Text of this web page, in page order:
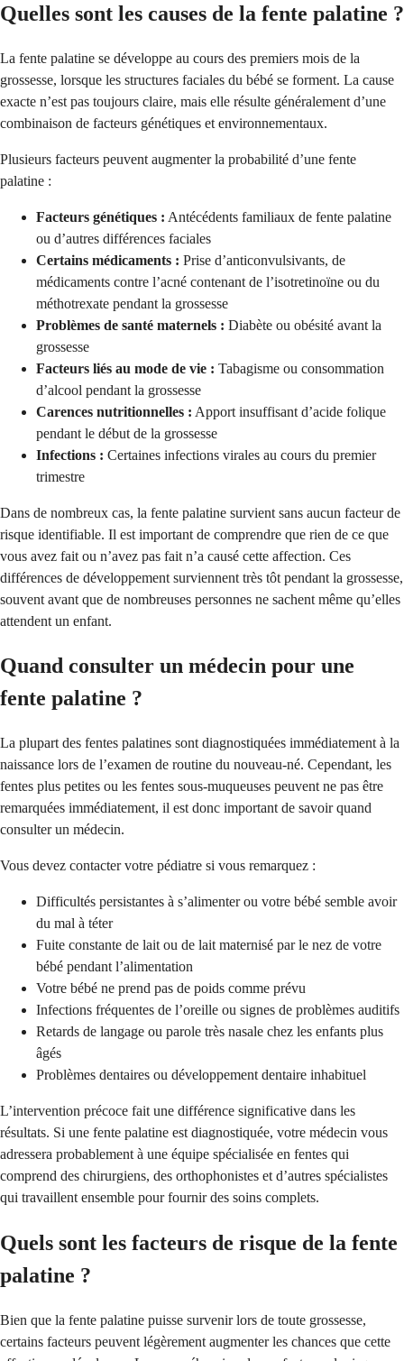
Quelles sont les causes de la fente palatine ?
La fente palatine se développe au cours des premiers mois de la
grossesse, lorsque les structures faciales du bébé se forment. La cause
exacte n’est pas toujours claire, mais elle résulte généralement d’une
combinaison de facteurs génétiques et environnementaux.
Plusieurs facteurs peuvent augmenter la probabilité d’une fente
palatine :
Facteurs génétiques : Antécédents familiaux de fente palatine
ou d’autres différences faciales
Certains médicaments : Prise d’anticonvulsivants, de
médicaments contre l’acné contenant de l’isotretinoïne ou du
méthotrexate pendant la grossesse
Problèmes de santé maternels : Diabète ou obésité avant la
grossesse
Facteurs liés au mode de vie : Tabagisme ou consommation
d’alcool pendant la grossesse
Carences nutritionnelles : Apport insuffisant d’acide folique
pendant le début de la grossesse
Infections : Certaines infections virales au cours du premier
trimestre
Dans de nombreux cas, la fente palatine survient sans aucun facteur de
risque identifiable. Il est important de comprendre que rien de ce que
vous avez fait ou n’avez pas fait n’a causé cette affection. Ces
différences de développement surviennent très tôt pendant la grossesse,
souvent avant que de nombreuses personnes ne sachent même qu’elles
attendent un enfant.
Quand consulter un médecin pour une
fente palatine ?
La plupart des fentes palatines sont diagnostiquées immédiatement à la
naissance lors de l’examen de routine du nouveau-né. Cependant, les
fentes plus petites ou les fentes sous-muqueuses peuvent ne pas être
remarquées immédiatement, il est donc important de savoir quand
consulter un médecin.
Vous devez contacter votre pédiatre si vous remarquez :
Difficultés persistantes à s’alimenter ou votre bébé semble avoir
du mal à téter
Fuite constante de lait ou de lait maternisé par le nez de votre
bébé pendant l’alimentation
Votre bébé ne prend pas de poids comme prévu
Infections fréquentes de l’oreille ou signes de problèmes auditifs
Retards de langage ou parole très nasale chez les enfants plus
âgés
Problèmes dentaires ou développement dentaire inhabituel
L’intervention précoce fait une différence significative dans les
résultats. Si une fente palatine est diagnostiquée, votre médecin vous
adressera probablement à une équipe spécialisée en fentes qui
comprend des chirurgiens, des orthophonistes et d’autres spécialistes
qui travaillent ensemble pour fournir des soins complets.
Quels sont les facteurs de risque de la fente
palatine ?
Bien que la fente palatine puisse survenir lors de toute grossesse,
certains facteurs peuvent légèrement augmenter les chances que cette